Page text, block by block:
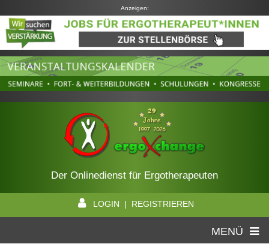
Anzeigen:
Der Onlinedienst für Ergotherapeuten
LOGIN | REGISTRIEREN
MENÜ